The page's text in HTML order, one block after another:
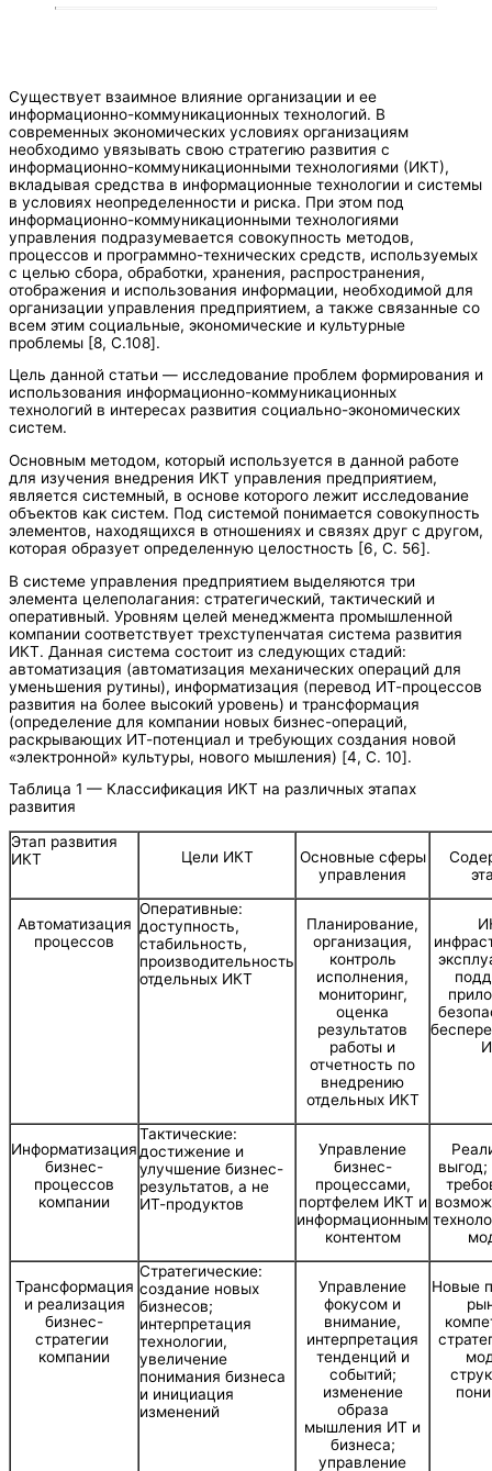
Существует взаимное влияние организации и ее
информационно-коммуникационных технологий. В
современных экономических условиях организациям
необходимо увязывать свою стратегию развития с
информационно-коммуникационными технологиями (ИКТ),
вкладывая средства в информационные технологии и системы
в условиях неопределенности и риска. При этом под
информационно-коммуникационными технологиями
управления подразумевается совокупность методов,
процессов и программно-технических средств, используемых
с целью сбора, обработки, хранения, распространения,
отображения и использования информации, необходимой для
организации управления предприятием, а также связанные со
всем этим социальные, экономические и культурные
проблемы [8, C.108].
Цель данной статьи — исследование проблем формирования и
использования информационно-коммуникационных
технологий в интересах развития социально-экономических
систем.
Основным методом, который используется в данной работе
для изучения внедрения ИКТ управления предприятием,
является системный, в основе которого лежит исследование
объектов как систем. Под системой понимается совокупность
элементов, находящихся в отношениях и связях друг с другом,
которая образует определенную целостность [6, C. 56].
В системе управления предприятием выделяются три
элемента целеполагания: стратегический, тактический и
оперативный. Уровням целей менеджмента промышленной
компании соответствует трехступенчатая система развития
ИКТ. Данная система состоит из следующих стадий:
автоматизация (автоматизация механических операций для
уменьшения рутины), информатизация (перевод ИТ-процессов
развития на более высокий уровень) и трансформация
(определение для компании новых бизнес-операций,
раскрывающих ИТ-потенциал и требующих создания новой
«электронной» культуры, нового мышления) [4, C. 10].
Таблица 1 — Классификация ИКТ на различных этапах
развития
Этап развития
ИКТ
Цели ИКТ
Основные сферы
управления
Автоматизация
процессов
Оперативные:
доступность,
стабильность,
производительность
отдельных ИКТ
Планирование,
организация,
контроль
исполнения,
мониторинг,
оценка
результатов
работы и
отчетность по
внедрению
отдельных ИКТ
Информатизация
бизнес-
процессов
компании
Тактические:
достижение и
улучшение бизнес-
результатов, а не
ИТ-продуктов
Управление
бизнес-
процессами,
портфелем ИКТ и
информационным
контентом
выгод;
Трансформация
и реализация
бизнес-
стратегии
компании
Стратегические:
создание новых
бизнесов;
интерпретация
технологии,
увеличение
понимания бизнеса
и инициация
изменений
Управление
фокусом и
внимание,
интерпретация
тенденций и
событий;
изменение
образа
мышления ИТ и
бизнеса;
управление
Новые